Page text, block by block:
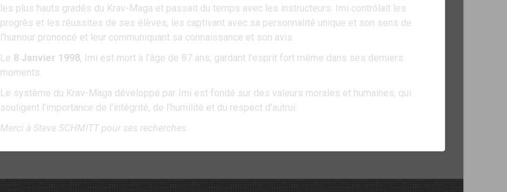
les plus hauts gradés du Krav-Maga et passait du temps avec les instructeurs. Imi contrôlait les
progrès et les réussites de ses élèves, les captivant avec sa personnalité unique et son sens de
l’humour prononcé et leur communiquant sa connaissance et son avis.
Le 8 Janvier 1998, Imi est mort à l’âge de 87 ans, gardant l’esprit fort même dans ses derniers
moments.
Le système du Krav-Maga développé par Imi est fondé sur des valeurs morales et humaines, qui
souligent l’importance de l’intégrité, de l’humilité et du respect d’autrui.
Merci à Steve SCHMITT pour ses recherches.